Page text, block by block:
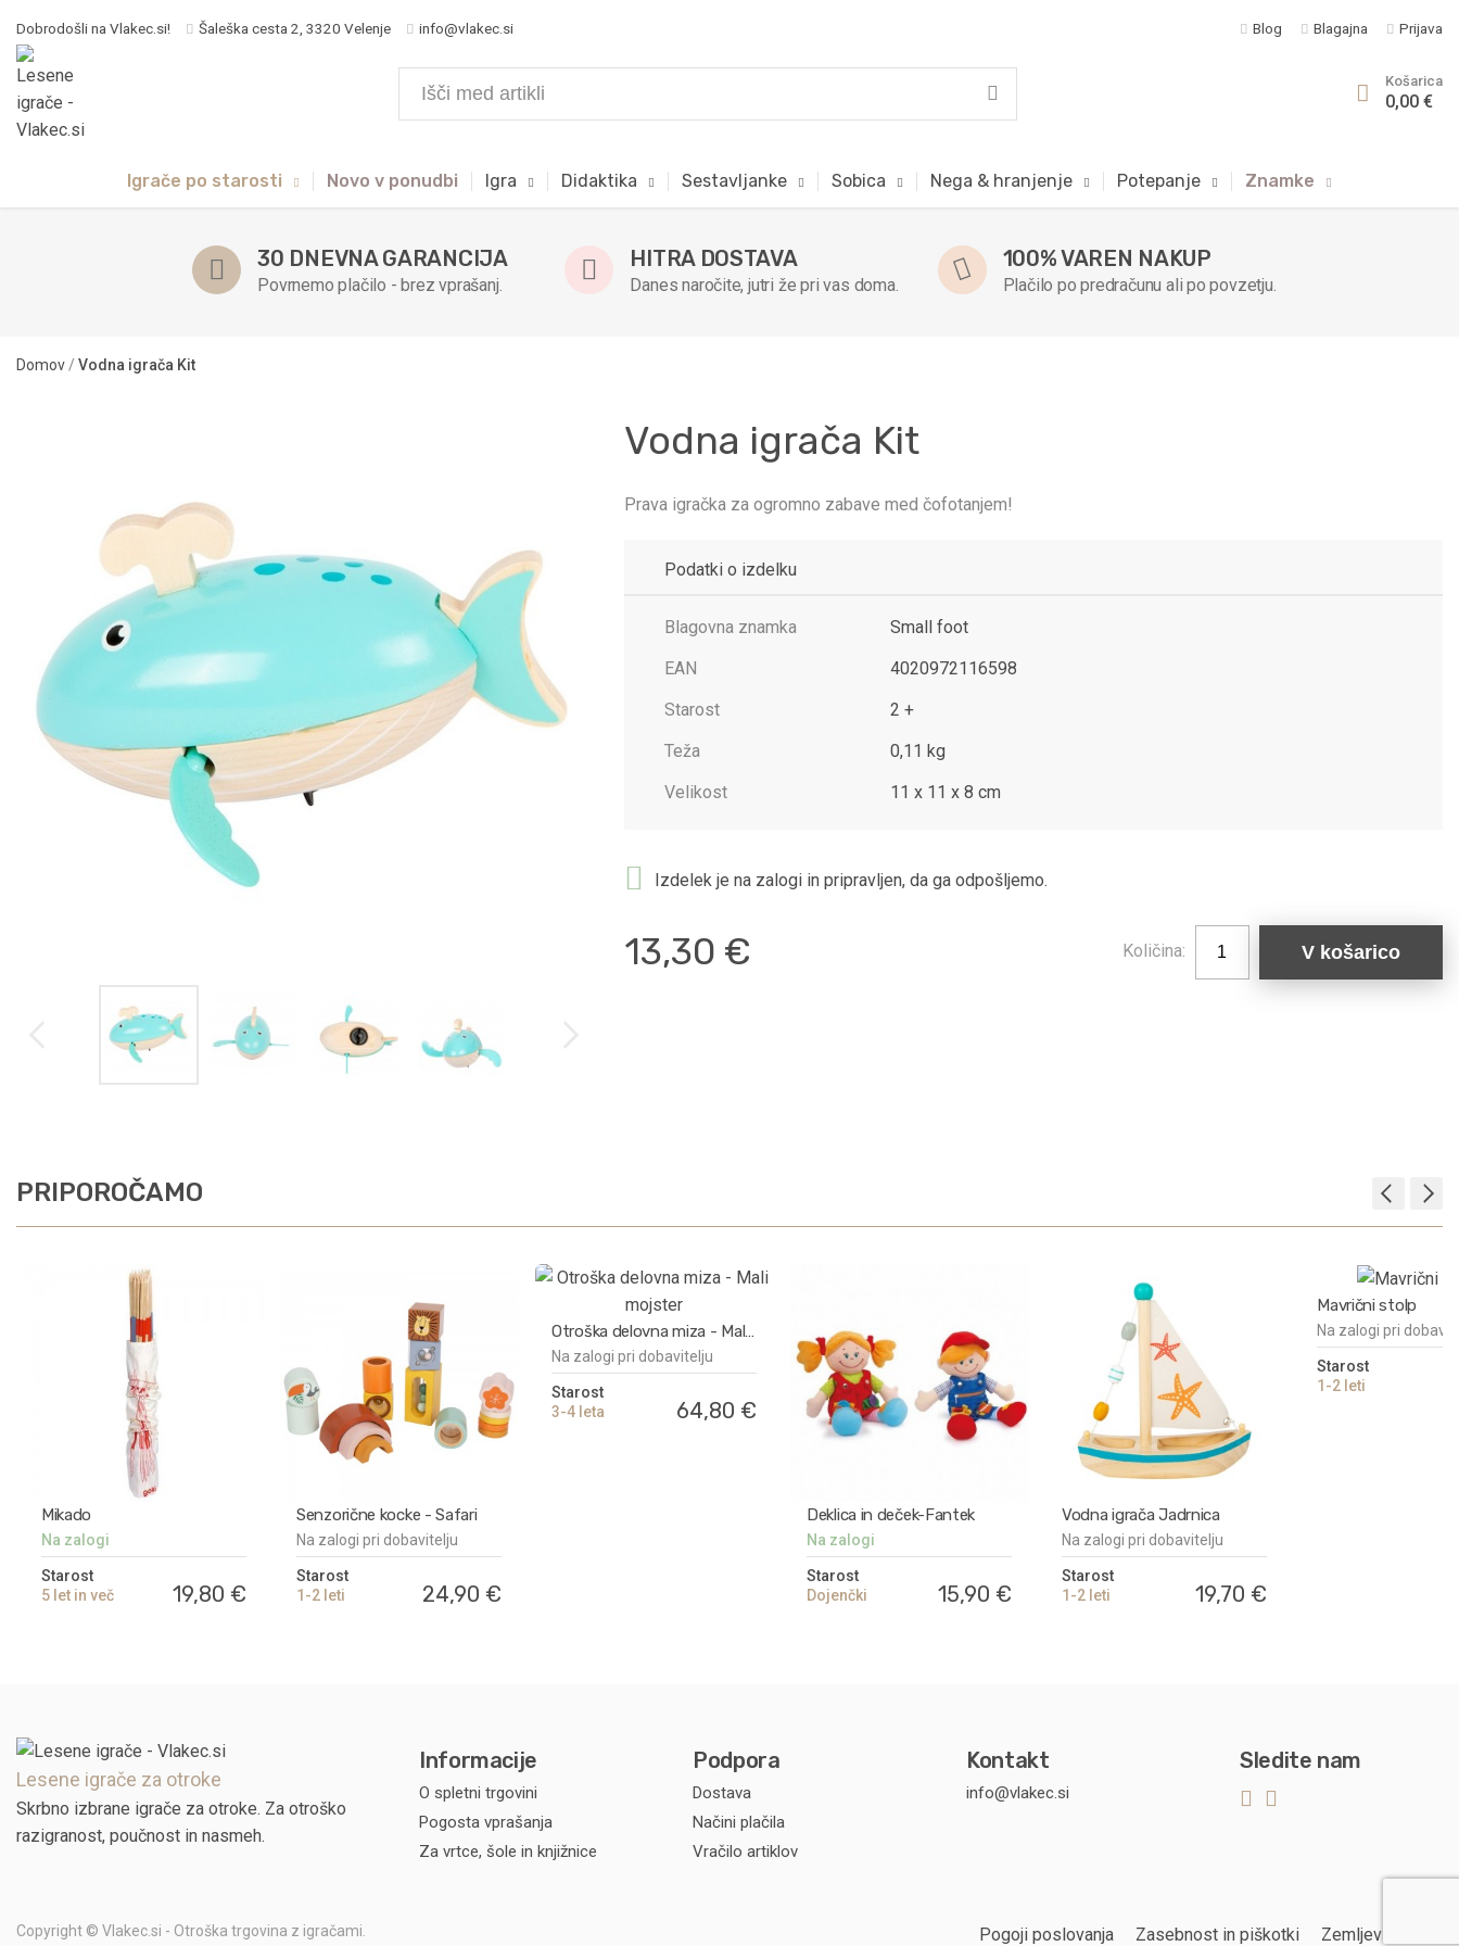
Dobrodošli na Vlakec.si! Šaleška cesta 2, 3320 Velenje info@vlakec.si Blog Blagajna Prijava
Košarica
0,00 €
Igrače po starosti Novo v ponudbi Igra Didaktika Sestavljanke Sobica Nega & hranjenje Potepanje Znamke
30 DNEVNA GARANCIJA
Povrnemo plačilo - brez vprašanj.
HITRA DOSTAVA
Danes naročite, jutri že pri vas doma.
100% VAREN NAKUP
Plačilo po predračunu ali po povzetju.
Domov / Vodna igrača Kit
Vodna igrača Kit
Prava igračka za ogromno zabave med čofotanjem!
Podatki o izdelku
Blagovna znamka
Small foot
EAN
4020972116598
Starost
2 +
Teža
0,11 kg
Velikost
11 x 11 x 8 cm
Izdelek je na zalogi in pripravljen, da ga odpošljemo.
13,30 € Količina: V košarico
PRIPOROČAMO
Mikado
Na zalogi
Starost
5 let in več
19,80 €
Senzorične kocke - Safari
Na zalogi pri dobavitelju
Starost
1-2 leti
24,90 €
Otroška delovna miza - Mali
mojster
Na zalogi pri dobavitelju
Starost
3-4 leta
64,80 €
Deklica in deček-Fantek
Na zalogi
Starost
Dojenčki
15,90 €
Vodna igrača Jadrnica
Na zalogi pri dobavitelju
Starost
1-2 leti
19,70 €
Mavrični stolp
Na zalogi pri
Starost
1-2 leti
Lesene igrače za otroke
Skrbno izbrane igrače za otroke. Za otroško
razigranost, poučnost in nasmeh.
Informacije
O spletni trgovini
Pogosta vprašanja
Za vrtce, šole in knjižnice
Podpora
Dostava
Načini plačila
Vračilo artiklov
Kontakt
info@vlakec.si
Sledite nam
Copyright © Vlakec.si - Otroška trgovina z igračami. Pogoji poslovanja Zasebnost in piškotki Zemljevid strani